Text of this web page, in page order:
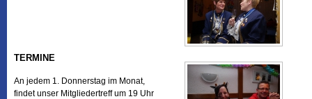
TERMINE
An jedem 1. Donnerstag im Monat,
findet unser Mitgliedertreff um 19 Uhr